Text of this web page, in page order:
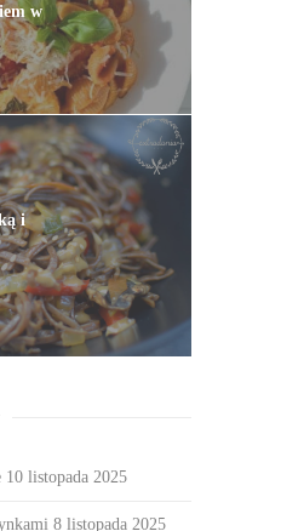
w
i
10 listopada 2025
8 listopada 2025